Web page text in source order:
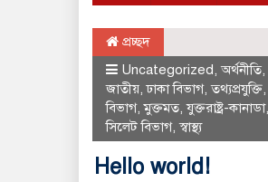
প্রচ্ছদ
Uncategorized, অর্থনীতি,
জাতীয়,ঢাকা বিভাগ,তথ্যপ্রযুক্তি,
বিভাগ,মুক্তমত,যুক্তরাষ্ট্র-কানাডা,
সিলেট বিভাগ,স্বাস্থ্য
Hello world!